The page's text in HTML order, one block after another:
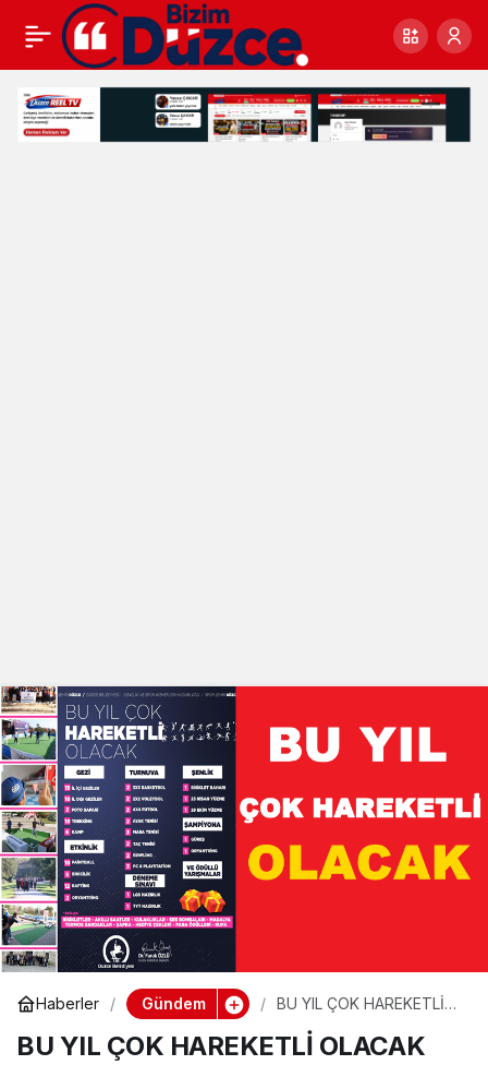
Haberler Gündem
BU YIL ÇOK HAREKETLİ
BU YIL ÇOK HAREKETLİ OLACAK
MİLLET İTTİFAKI
KÖYLERDE İLGİYLE
0 Paylaş